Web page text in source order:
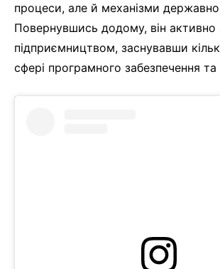
процеси, але й механізми
Повернувшись додому, він активно
підприємництвом, заснувавши
сфері програмного забезпечення